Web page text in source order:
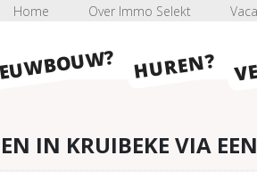
Home Over Immo Selekt
HUREN?
IN KRUIBEKE VIA